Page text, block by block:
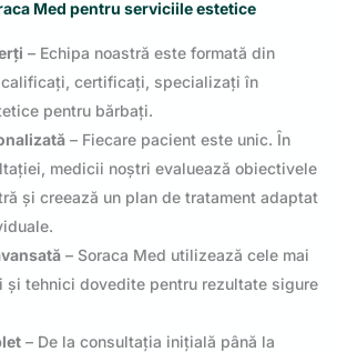
Med pentru serviciile estetice
– Echipa noastră este formată din
certificați, specializați în
pentru bărbați.
– Fiecare pacient este unic. În
medicii noștri evaluează obiectivele
și creează un plan de tratament adaptat
– Soraca Med utilizează cele mai
și tehnici dovedite pentru rezultate sigure
– De la consultația inițială până la